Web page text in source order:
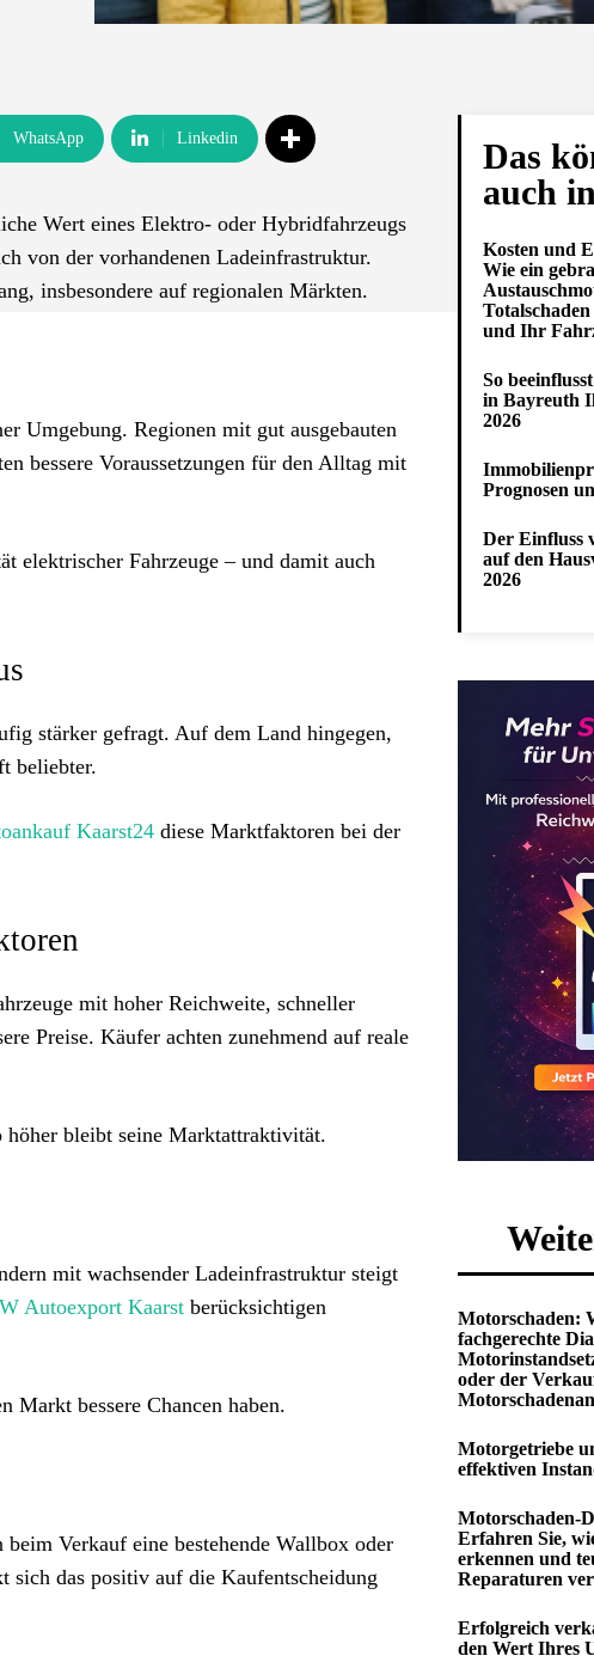
WhatsApp Linkedin
Wert eines Elektro- oder Hybridfahrzeugs
von der vorhandenen Ladeinfrastruktur.
insbesondere auf regionalen Märkten.
Umgebung. Regionen mit gut ausgebauten
bessere Voraussetzungen für den Alltag mit
elektrischer Fahrzeuge – und damit auch
stärker gefragt. Auf dem Land hingegen,
beliebter.
Kaarst24 diese Marktfaktoren bei der
mit hoher Reichweite, schneller
Preise. Käufer achten zunehmend auf reale
höher bleibt seine Marktattraktivität.
mit wachsender Ladeinfrastruktur steigt
Autoexport Kaarst berücksichtigen
Markt bessere Chancen haben.
Verkauf eine bestehende Wallbox oder
sich das positiv auf die Kaufentscheidung
Das
auch
Kosten und
Wie ein
und Ihr
So
in Bayreuth
2026
Prognosen
Der Einfluss
auf den
2026
Motorschaden:
fachgerechte
oder der
Motorgetriebe
effektiven
Motorschaden-
Erfahren Sie,
erkennen und
Reparaturen
Erfolgreich
den Wert Ihres